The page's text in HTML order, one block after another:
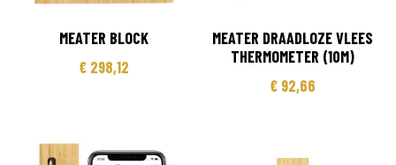
MEATER BLOCK
€298,12
MEATER DRAADLOZE VLEES
THERMOMETER (10M)
€ 92,66